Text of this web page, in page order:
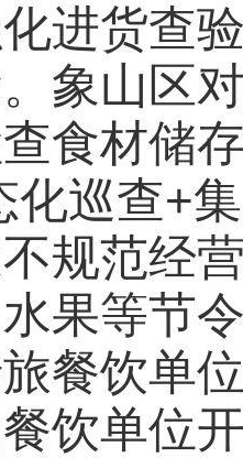
进货查
象山区
食材储
化巡查+
规范经
果等节
餐饮单
饮单位